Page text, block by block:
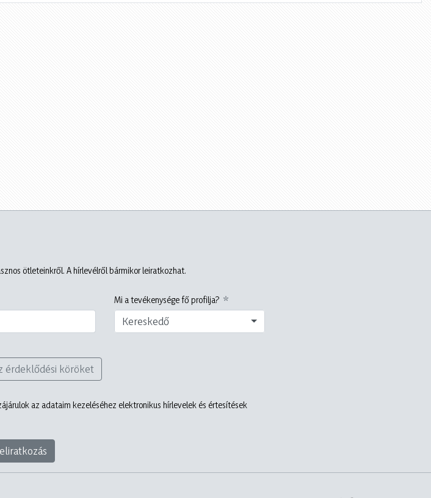
ötleteinkről. A hírlevélről bármikor leiratkozhat.
Mi a tevékenysége fő profilja?
Kereskedő
érdeklődési köröket
az adataim kezeléséhez elektronikus hírlevelek és értesítések